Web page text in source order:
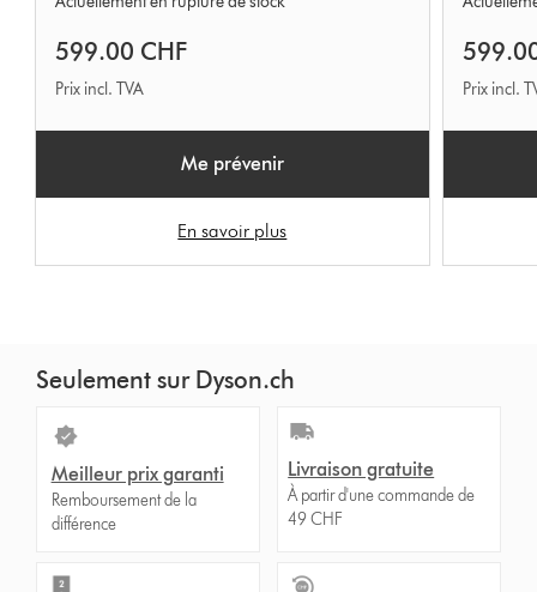
599.00 CHF
Prix incl. TVA
Me prévenir
En savoir plus
Prix incl.
Seulement sur Dyson.ch
Meilleur prix garanti
Remboursement de la
différence
Livraison gratuite
À partir d'une commande de
49 CHF